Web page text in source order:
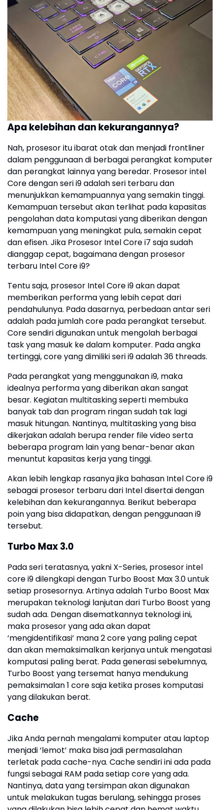
Apa kelebihan dan kekurangannya?
Nah, prosesor itu ibarat otak dan menjadi frontliner
dalam penggunaan di berbagai perangkat komputer
dan perangkat lainnya yang beredar. Prosesor intel
Core dengan seri i9 adalah seri terbaru dan
menunjukkan kemampuannya yang semakin tinggi.
Kemampuan tersebut akan terlihat pada kapasitas
pengolahan data komputasi yang diberikan dengan
kemampuan yang meningkat pula, semakin cepat
dan efisen. Jika Prosesor Intel Core i7 saja sudah
dianggap cepat, bagaimana dengan prosesor
terbaru Intel Core i9?
Tentu saja, prosesor Intel Core i9 akan dapat
memberikan performa yang lebih cepat dari
pendahulunya. Pada dasarnya, perbedaan antar seri
adalah pada jumlah core pada perangkat tersebut.
Core sendiri digunakan untuk mengolah berbagai
task yang masuk ke dalam komputer. Pada angka
tertinggi, core yang dimiliki seri i9 adalah 36 threads.
Pada perangkat yang menggunakan i9, maka
idealnya performa yang diberikan akan sangat
besar. Kegiatan multitasking seperti membuka
banyak tab dan program ringan sudah tak lagi
masuk hitungan. Nantinya, multitasking yang bisa
dikerjakan adalah berupa render file video serta
beberapa program lain yang benar-benar akan
menuntut kapasitas kerja yang tinggi.
Akan lebih lengkap rasanya jika bahasan Intel Core i9
sebagai prosesor terbaru dari Intel disertai dengan
kelebihan dan kekurangannya. Berikut beberapa
poin yang bisa didapatkan, dengan penggunaan i9
tersebut.
Turbo Max 3.0
Pada seri teratasnya, yakni X-Series, prosesor intel
core i9 dilengkapi dengan Turbo Boost Max 3.0 untuk
setiap prosesornya. Artinya adalah Turbo Boost Max
merupakan teknologi lanjutan dari Turbo Boost yang
sudah ada. Dengan disematkannya teknologi ini,
maka prosesor yang ada akan dapat
‘mengidentifikasi’ mana 2 core yang paling cepat
dan akan memaksimalkan kerjanya untuk mengatasi
komputasi paling berat. Pada generasi sebelumnya,
Turbo Boost yang tersemat hanya mendukung
pemaksimalan 1 core saja ketika proses komputasi
yang dilakukan berat.
Cache
Jika Anda pernah mengalami komputer atau laptop
menjadi ‘lemot’ maka bisa jadi permasalahan
terletak pada cache-nya. Cache sendiri ini ada pada
fungsi sebagai RAM pada setiap core yang ada.
Nantinya, data yang tersimpan akan digunakan
untuk melakukan tugas berulang, sehingga proses